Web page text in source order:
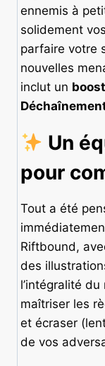
ennemis à
solidement
parfaire votre
nouvelles
inclut un
Un
pour
Tout a été
Riftbound,
des
l’intégralité
maîtriser les
et écraser
de vos